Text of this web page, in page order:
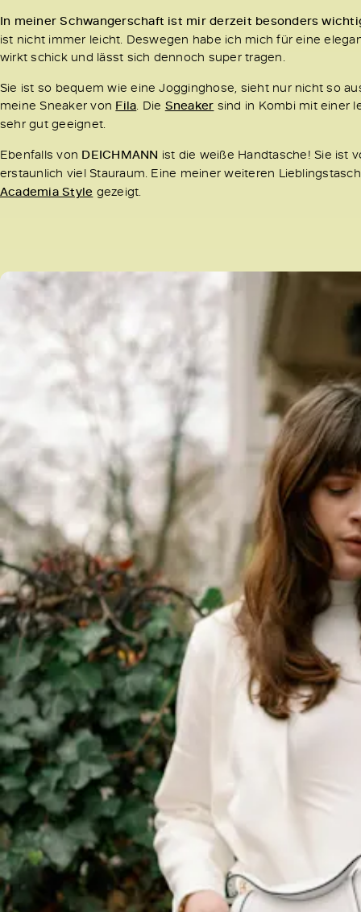
In meiner Schwangerschaft ist mir derzeit besonders
ist nicht immer leicht. Deswegen habe ich mich für eine
wirkt schick und lässt sich dennoch super tragen.
Sie ist so bequem wie eine Jogginghose, sieht nur nicht so
meine Sneaker von Fila. Die Sneaker sind in Kombi mit einer
sehr gut geeignet.
Ebenfalls von DEICHMANN ist die weiße Handtasche! Sie ist
erstaunlich viel Stauraum. Eine meiner weiteren
Academia Style gezeigt.